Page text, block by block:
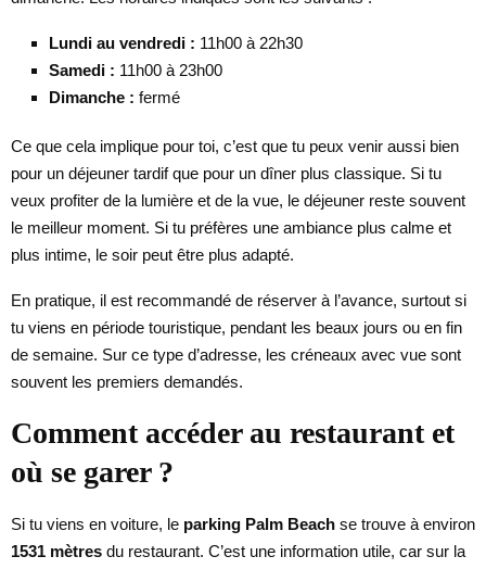
Lundi au vendredi : 11h00 à 22h30
Samedi : 11h00 à 23h00
Dimanche : fermé
Ce que cela implique pour toi, c’est que tu peux venir aussi bien
pour un déjeuner tardif que pour un dîner plus classique. Si tu
veux profiter de la lumière et de la vue, le déjeuner reste souvent
le meilleur moment. Si tu préfères une ambiance plus calme et
plus intime, le soir peut être plus adapté.
En pratique, il est recommandé de réserver à l’avance, surtout si
tu viens en période touristique, pendant les beaux jours ou en fin
de semaine. Sur ce type d’adresse, les créneaux avec vue sont
souvent les premiers demandés.
Comment accéder au restaurant et
où se garer ?
Si tu viens en voiture, le parking Palm Beach se trouve à environ
1531 mètres du restaurant. C’est une information utile, car sur la